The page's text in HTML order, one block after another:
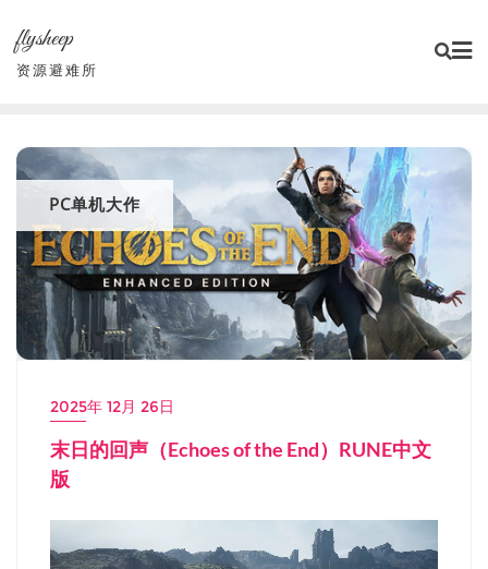
content
flysheep
资源避难所
PC单机大作
2025年 12月 26日
末日的回声（Echoes of the End）RUNE中文
版